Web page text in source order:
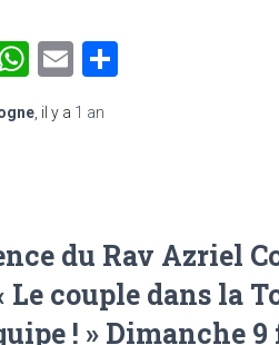
WhatsApp
Email
, il y a 1 an
du Rav Azriel
Le couple dans la
! » Dimanche